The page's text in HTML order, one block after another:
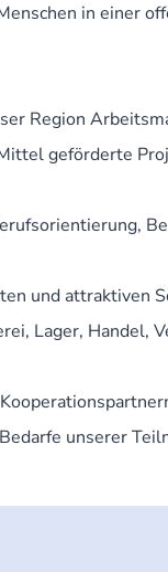
in einer
Region
geförderte
und attraktiven
Lager, Handel,
unserer